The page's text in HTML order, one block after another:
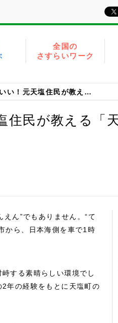
全国の
さすらいワーク
観光も良いけど住むのもいい！元天塩住民が教える「天塩町の魅力」
民が教える「
ん”でもありません。“て
から、日本海側を車で1時
する素晴らしい環境でし
年の経験をもとに天塩町の